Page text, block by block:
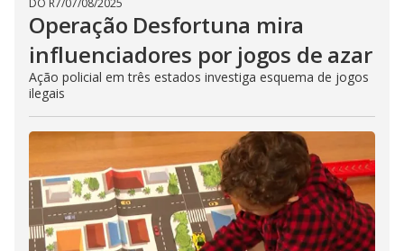
DO R7/07/08/2025
Operação Desfortuna mira
influenciadores por jogos de azar
Ação policial em três estados investiga esquema de jogos
ilegais